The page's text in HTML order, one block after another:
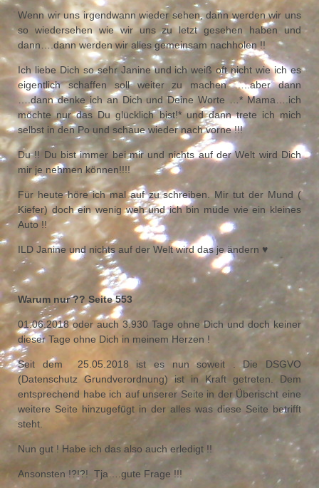
Wenn wir uns irgendwann wieder sehen, dann werden wir uns
so wiedersehen wie wir uns zu letzt gesehen haben und
dann….dann werden wir alles gemeinsam nachholen !!
Ich liebe Dich so sehr Janine und ich weiß oft nicht wie ich es
eigentlich schaffen soll weiter zu machen …..aber dann
….dann denke ich an Dich und Deine Worte …* Mama….ich
möchte nur das Du glücklich bist!* und dann trete ich mich
selbst in den Po und schaue wieder nach vorne !!!
Du !! Du bist immer bei mir und nichts auf der Welt wird Dich
mir je nehmen können!!!!
Für heute höre ich mal auf zu schreiben. Mir tut der Mund (
Kiefer) doch ein wenig weh und ich bin müde wie ein kleines
Auto !!
ILD Janine und nichts auf der Welt wird das je ändern ♥
Warum nur ?? Seite 553
01.06.2018 oder auch 3.930 Tage ohne Dich und doch keiner
dieser Tage ohne Dich in meinem Herzen !
Seit dem 25.05.2018 ist es nun soweit . Die DSGVO
(Datenschutz Grundverordnung) ist in Kraft getreten. Dem
entsprechend habe ich auf unserer Seite in der Überischt eine
weitere Seite hinzugefügt in der alles was diese Seite betrifft
steht.
Nun gut ! Habe ich das also auch erledigt !!
Ansonsten !?!?! Tja….gute Frage !!!